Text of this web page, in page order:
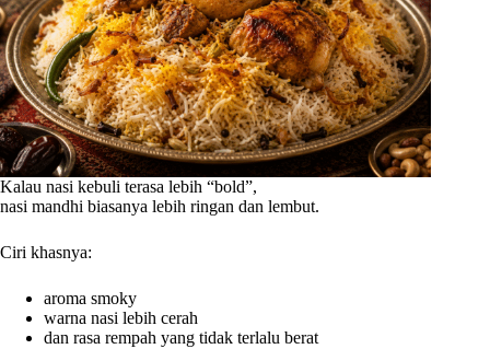
Kalau nasi kebuli terasa lebih “bold”,
nasi mandhi biasanya lebih ringan dan lembut.
Ciri khasnya:
aroma smoky
warna nasi lebih cerah
dan rasa rempah yang tidak terlalu berat